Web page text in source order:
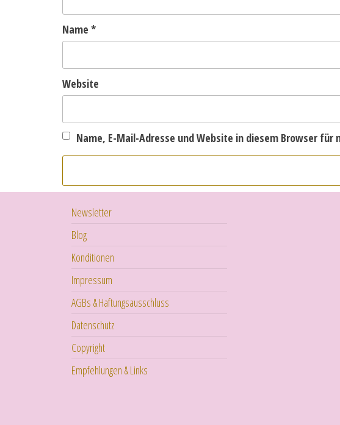
Name *
Website
Name, E-Mail-Adresse und Website in diesem Browser
Newsletter
Blog
Konditionen
Impressum
AGBs & Haftungsausschluss
Datenschutz
Copyright
Empfehlungen & Links